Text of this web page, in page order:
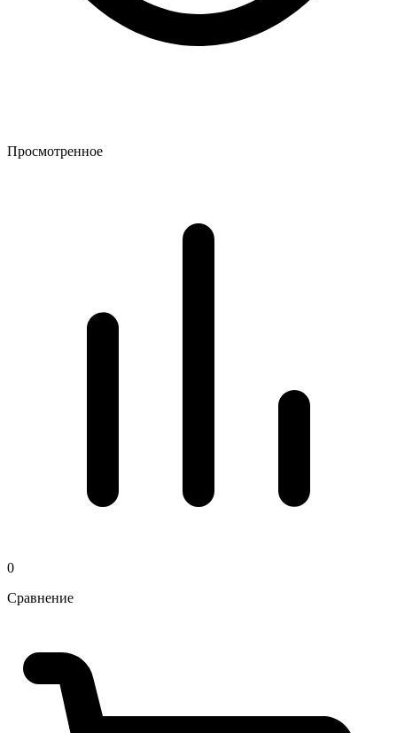
Просмотренное
0
Сравнение